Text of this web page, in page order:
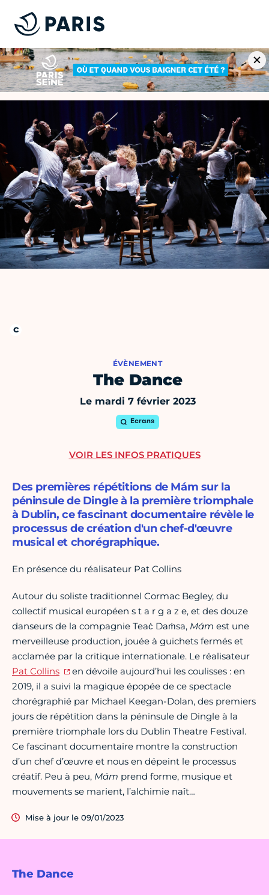
ÉVÈNEMENT
The Dance
Le mardi 7 février 2023
Ecrans
The Dance
Des premières répétitions de Mám sur la
péninsule de Dingle à la première triomphale
à Dublin, ce fascinant documentaire révèle le
processus de création d'un chef-d'œuvre
musical et chorégraphique.
En présence du réalisateur Pat Collins
Autour du soliste traditionnel Cormac Begley, du
collectif musical européen s t a r g a z e, et des douze
danseurs de la compagnie Teaċ Daṁsa, Mám est une
merveilleuse production, jouée à guichets fermés et
acclamée par la critique internationale. Le réalisateur
Pat Collins
en dévoile aujourd’hui les coulisses : en
2019, il a suivi la magique épopée de ce spectacle
chorégraphié par Michael Keegan-Dolan, des premiers
jours de répétition dans la péninsule de Dingle à la
première triomphale lors du Dublin Theatre Festival.
Ce fascinant documentaire montre la construction
d’un chef d’œuvre et nous en dépeint le processus
créatif. Peu à peu, Mám prend forme, musique et
mouvements se marient, l’alchimie naît…
Mise à jour le 09/01/2023
VOIR LES INFOS PRATIQUES